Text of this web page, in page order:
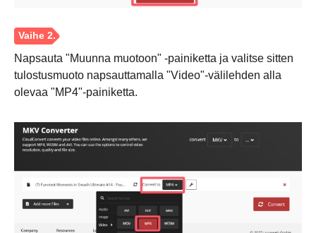
Napsauta "Muunna muotoon" -painiketta ja valitse sitten
tulostusmuoto napsauttamalla "Video"-välilehden alla
olevaa "MP4"-painiketta.